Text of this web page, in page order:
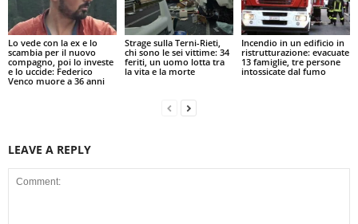
Lo vede con la ex e lo
scambia per il nuovo
compagno, poi lo investe
e lo uccide: Federico
Venco muore a 36 anni
Strage sulla Terni-Rieti,
chi sono le sei vittime: 34
feriti, un uomo lotta tra
la vita e la morte
Incendio in un edificio in
ristrutturazione: evacuate
13 famiglie, tre persone
intossicate dal fumo
LEAVE A REPLY